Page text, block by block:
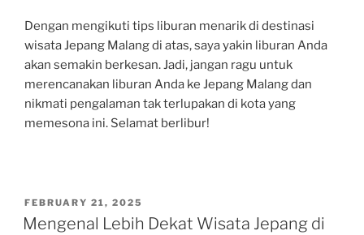
Dengan mengikuti tips liburan menarik di destinasi
wisata Jepang Malang di atas, saya yakin liburan Anda
akan semakin berkesan. Jadi, jangan ragu untuk
merencanakan liburan Anda ke Jepang Malang dan
nikmati pengalaman tak terlupakan di kota yang
memesona ini. Selamat berlibur!
POSTED
ON
FEBRUARY 21, 2025
Mengenal Lebih Dekat Wisata Jepang di